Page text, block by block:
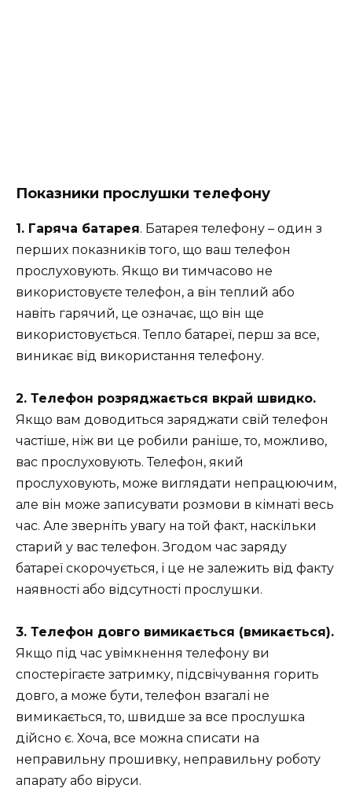
Показники прослушки телефону
1. Гаряча батарея. Батарея телефону – один з
перших показників того, що ваш телефон
прослуховують. Якщо ви тимчасово не
використовуєте телефон, а він теплий або
навіть гарячий, це означає, що він ще
використовується. Тепло батареї, перш за все,
виникає від використання телефону.
2. Телефон розряджається вкрай швидко.
Якщо вам доводиться заряджати свій телефон
частіше, ніж ви це робили раніше, то, можливо,
вас прослуховують. Телефон, який
прослуховують, може виглядати непрацюючим,
але він може записувати розмови в кімнаті весь
час. Але зверніть увагу на той факт, наскільки
старий у вас телефон. Згодом час заряду
батареї скорочується, і це не залежить від факту
наявності або відсутності прослушки.
3. Телефон довго вимикається (вмикається).
Якщо під час увімкнення телефону ви
спостерігаєте затримку, підсвічування горить
довго, а може бути, телефон взагалі не
вимикається, то, швидше за все прослушка
дійсно є. Хоча, все можна списати на
неправильну прошивку, неправильну роботу
апарату або віруси.